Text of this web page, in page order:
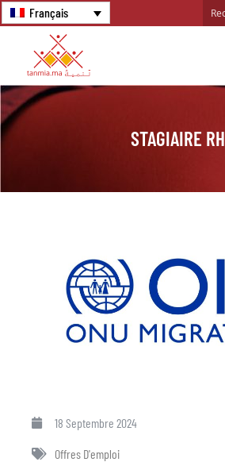
Français
STAGIAIRE RH
18 Septembre 2024
Offres D'emploi